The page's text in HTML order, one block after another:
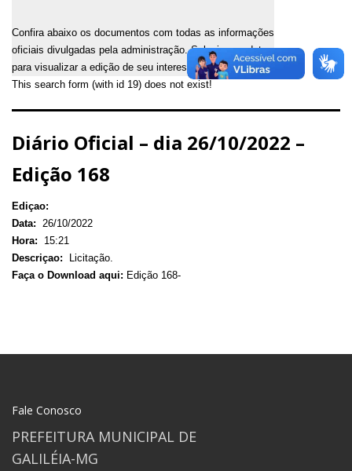
Confira abaixo os documentos com todas as informações
oficiais divulgadas pela administração. Selecione a data
para visualizar a edição de seu interesse.
This search form (with id 19) does not exist!
Diário Oficial – dia 26/10/2022 –
Edição 168
Ediçao:
Data:
26/10/2022
Hora:
15:21
Descriçao:
Licitação.
Faça o Download aqui: Edição 168-
Fale Conosco
PREFEITURA MUNICIPAL DE
GALILÉIA-MG